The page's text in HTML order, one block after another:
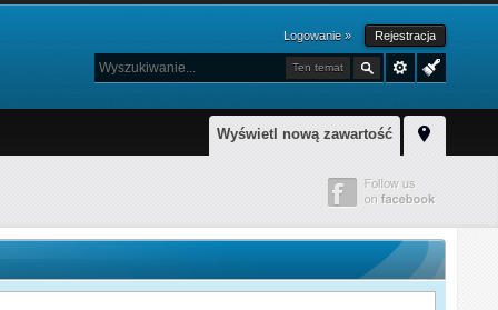
Logowanie » Rejestracja
Ten temat
Wyświetl nową zawartość